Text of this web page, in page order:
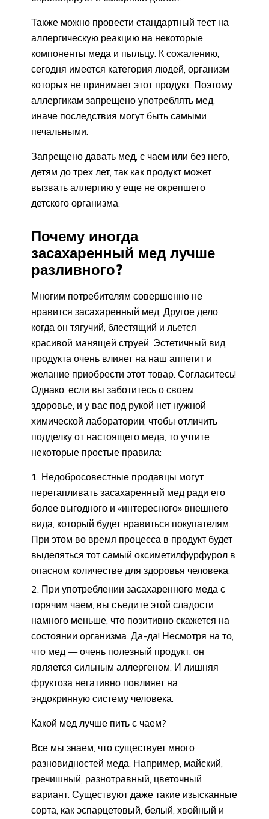
Также можно провести стандартный тест на
аллергическую реакцию на некоторые
компоненты меда и пыльцу. К сожалению,
сегодня имеется категория людей, организм
которых не принимает этот продукт. Поэтому
аллергикам запрещено употреблять мед,
иначе последствия могут быть самыми
печальными.
Запрещено давать мед, с чаем или без него,
детям до трех лет, так как продукт может
вызвать аллергию у еще не окрепшего
детского организма.
Почему иногда
засахаренный мед лучше
разливного?
Многим потребителям совершенно не
нравится засахаренный мед. Другое дело,
когда он тягучий, блестящий и льется
красивой манящей струей. Эстетичный вид
продукта очень влияет на наш аппетит и
желание приобрести этот товар. Согласитесь!
Однако, если вы заботитесь о своем
здоровье, и у вас под рукой нет нужной
химической лаборатории, чтобы отличить
подделку от настоящего меда, то учтите
некоторые простые правила:
Недобросовестные продавцы могут
перетапливать засахаренный мед ради его
более выгодного и «интересного» внешнего
вида, который будет нравиться покупателям.
При этом во время процесса в продукт будет
выделяться тот самый оксиметилфурфурол в
опасном количестве для здоровья человека.
При употреблении засахаренного меда с
горячим чаем, вы съедите этой сладости
намного меньше, что позитивно скажется на
состоянии организма. Да-да! Несмотря на то,
что мед — очень полезный продукт, он
является сильным аллергеном. И лишняя
фруктоза негативно повлияет на
эндокринную систему человека.
Какой мед лучше пить с чаем?
Все мы знаем, что существует много
разновидностей меда. Например, майский,
гречишный, разнотравный, цветочный
вариант. Существуют даже такие изысканные
сорта, как эспарцетовый, белый, хвойный и